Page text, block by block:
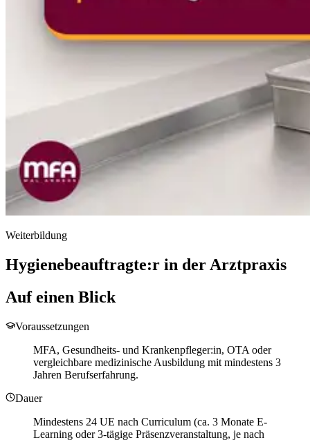
Weiterbildung
Hygienebeauftragte:r in der Arztpraxis
Auf einen Blick
Voraussetzungen
MFA, Gesundheits- und Krankenpfleger:in, OTA oder
vergleichbare medizinische Ausbildung mit mindestens 3
Jahren Berufserfahrung.
Dauer
Mindestens 24 UE nach Curriculum (ca. 3 Monate E-
Learning oder 3-tägige Präsenzveranstaltung, je nach